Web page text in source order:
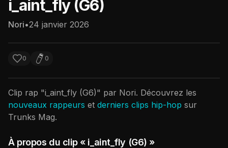
i_aint_fly (G6)
Nori•24 janvier 2026
0 0
Clip rap "i_aint_fly (G6)" par Nori. Découvrez les
nouveaux rappeurs et derniers clips hip-hop sur
Trunks Mag.
À propos du clip« i_aint_fly (G6) »